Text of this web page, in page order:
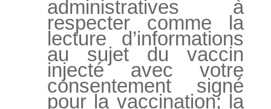
administratives à
respecter comme la
lecture d’informations
au sujet du vaccin
injecté avec votre
consentement signé
pour la vaccination; la